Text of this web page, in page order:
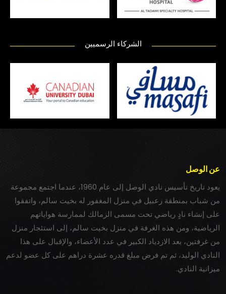
الشركاء الرسميين
عن الوصل
يعود تاريخ تأسيس نادي الوصل إلى عام 1960، عندما اجتمع مجموعة
من شباب بمنطقة زعبيل في منزل المغفور له بخيت سالم، واتفقوا
على إنشاء نادٍ رياضي تحت مسمى الزمالك لممارسة هواياتهم
الرياضية، ومن هذه الغرفة في منزل بخيت سالم، إلى استئجار منزل
من غرفتين، بعد الازدياد الكبير في عدد الأعضاء، والإقبال على هذا
النادي الوليد، ثم تم فرض مبلغ قدره عشرة دراهم على كل عضو لدعم
ميزانية النادي.